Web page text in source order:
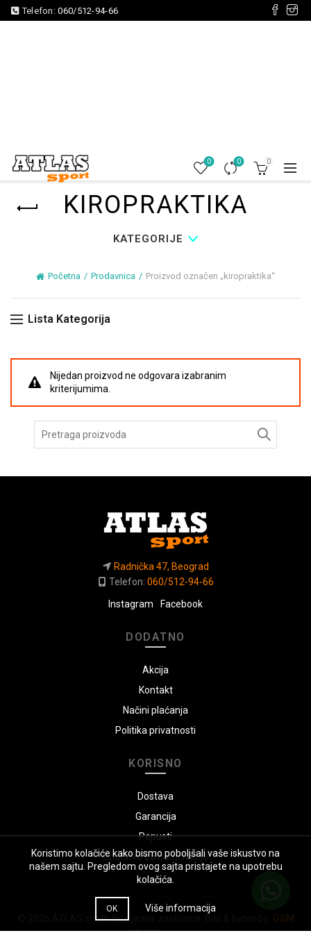
Telefon:060/512-94-66
0 0 0
KIROPRAKTIKA
KATEGORIJE
Početna Prodavnica Proizvod označen „kiropraktika“
Lista Kategorija
Nijedan proizvod ne odgovara izabranim
kriterijumima.
Radnička 47, Beograd
Telefon: 060/512-94-66
Instagram
Facebook
DODATNO
Akcija
Kontakt
Načini plaćanja
Politika privatnosti
KORISNO
Dostava
Garancija
Popusti
Uputstvo za naručivanje
ATLAS sport. Sva prava zaštićena. Bits & bytes by: GSM
Koristimo kolačiće kako bismo poboljšali vaše iskustvo na
našem sajtu. Pregledom ovog sajta pristajete na upotrebu
kolačića.
OK Više informacija